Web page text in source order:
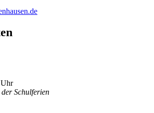
Schulferien